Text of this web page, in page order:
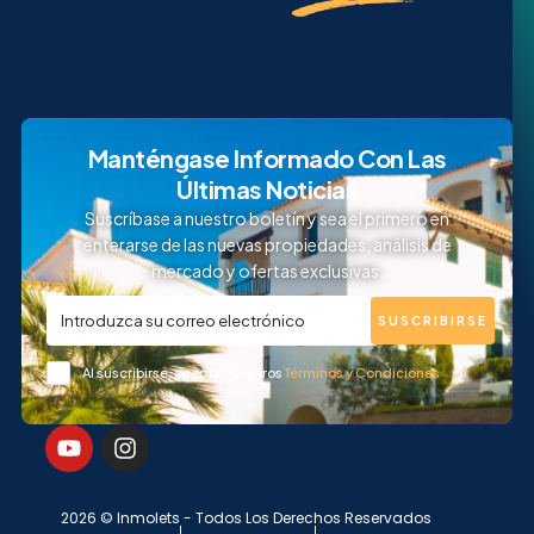
Manténgase Informado Con Las
Últimas Noticias
Suscríbase a nuestro boletín y sea el primero en
enterarse de las nuevas propiedades, análisis de
mercado y ofertas exclusivas.
Al suscribirse, acepta nuestrosTérminos y Condiciones
SUSCRIBIRSE
2026 © Inmolets - Todos Los Derechos Reservados